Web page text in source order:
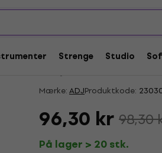
Strenge Studio
Mængderabat
ADJ DMX 10M 3PIN
Mærke:ADJProduktkode:
96,30 kr 98,30
På lager > 20 stk.